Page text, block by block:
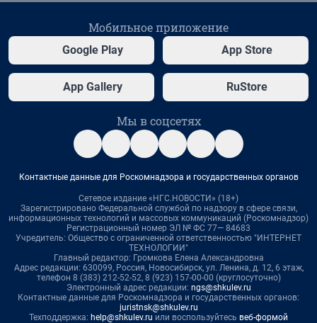
Мобильное приложение
Google Play App Store
App Gallery RuStore
Мы в соцсетях
Контактные данные для Роскомнадзора и государственных органов
Сетевое издание «НГС.НОВОСТИ» (18+)
Зарегистрировано Федеральной службой по надзору в сфере связи,
информационных технологий и массовых коммуникаций (Роскомнадзор)
Регистрационный номер ЭЛ № ФС 77— 84683
Учредитель: Общество с ограниченной ответственностью "ИНТЕРНЕТ
ТЕХНОЛОГИИ"
Главный редактор: Громкова Елена Александровна
Адрес редакции: 630099, Россия, Новосибирск, ул. Ленина, д. 12, 6 этаж,
телефон 8 (383) 212-52-52, 8 (923) 157-00-00 (круглосуточно)
Электронный адрес редакции: ngs@shkulev.ru
Контактные данные для Роскомнадзора и государственных органов:
juristnsk@shkulev.ru
Техподдержка: help@shkulev.ru или воспользуйтесь веб-формой